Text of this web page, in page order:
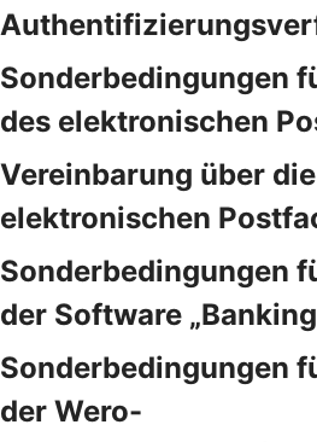
Sonderbedingungen
des elektronischen
Vereinbarung über
elektronischen
Sonderbedingungen
der Software
Sonderbedingungen
der Wero-